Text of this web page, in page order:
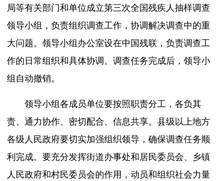
局等有关部门和单位成立第三次全国残疾人抽样调查
领导小组，负责组织调查工作，协调解决调查中的重
大问题。领导小组办公室设在中国残联，负责调查工
作的日常组织和具体协调。调查任务完成后，领导小
组自动撤销。
领导小组各成员单位要按照职责分工，各负其
责、通力协作、密切配合、信息共享。县级以上地方
各级人民政府要切实加强组织领导，确保调查任务顺
利完成。要充分发挥街道办事处和居民委员会、乡镇
人民政府和村民委员会的作用，动员和组织社会力量